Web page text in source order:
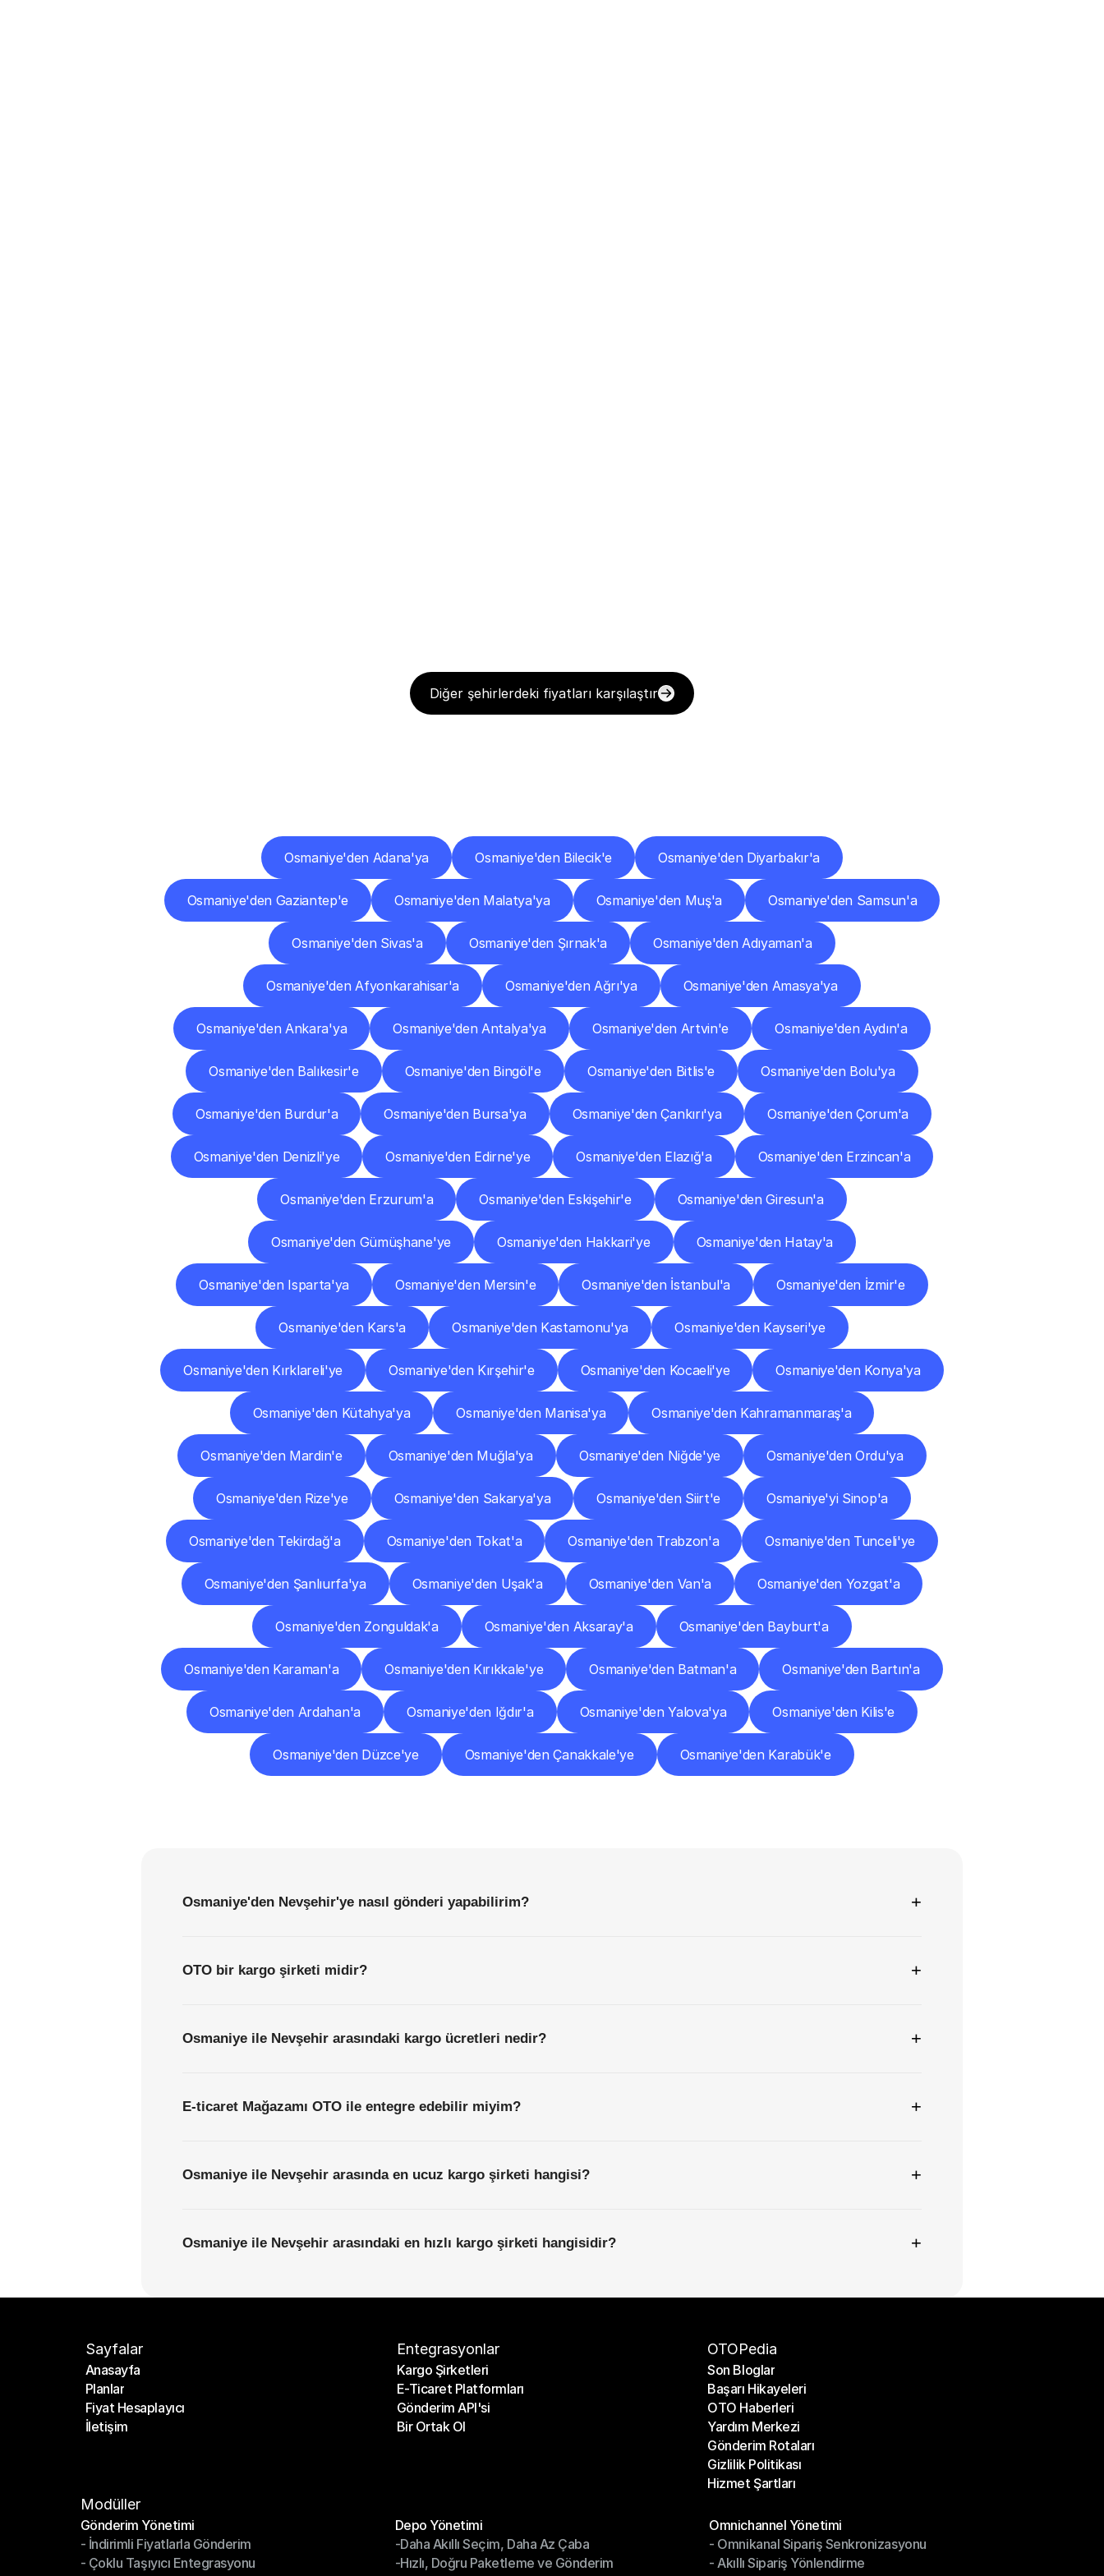
Diğer şehirlerdeki fiyatları karşılaştır
Osmaniye'den Adana'ya Osmaniye'den Bilecik'e Osmaniye'den Diyarbakır'a
Osmaniye'den Gaziantep'e Osmaniye'den Malatya'ya Osmaniye'den Muş'a Osmaniye'den Samsun'a
Osmaniye'den Sivas'a Osmaniye'den Şırnak'a Osmaniye'den Adıyaman'a
Osmaniye'den Afyonkarahisar'a Osmaniye'den Ağrı'ya Osmaniye'den Amasya'ya
Osmaniye'den Ankara'ya Osmaniye'den Antalya'ya Osmaniye'den Artvin'e Osmaniye'den Aydın'a
Osmaniye'den Balıkesir'e Osmaniye'den Bingöl'e Osmaniye'den Bitlis'e Osmaniye'den Bolu'ya
Osmaniye'den Burdur'a Osmaniye'den Bursa'ya Osmaniye'den Çankırı'ya Osmaniye'den Çorum'a
Osmaniye'den Denizli'ye Osmaniye'den Edirne'ye Osmaniye'den Elazığ'a Osmaniye'den Erzincan'a
Osmaniye'den Erzurum'a Osmaniye'den Eskişehir'e Osmaniye'den Giresun'a
Osmaniye'den Gümüşhane'ye Osmaniye'den Hakkari'ye Osmaniye'den Hatay'a
Osmaniye'den Isparta'ya Osmaniye'den Mersin'e Osmaniye'den İstanbul'a Osmaniye'den İzmir'e
Osmaniye'den Kars'a Osmaniye'den Kastamonu'ya Osmaniye'den Kayseri'ye
Osmaniye'den Kırklareli'ye Osmaniye'den Kırşehir'e Osmaniye'den Kocaeli'ye Osmaniye'den Konya'ya
Osmaniye'den Kütahya'ya Osmaniye'den Manisa'ya Osmaniye'den Kahramanmaraş'a
Osmaniye'den Mardin'e Osmaniye'den Muğla'ya Osmaniye'den Niğde'ye Osmaniye'den Ordu'ya
Osmaniye'den Rize'ye Osmaniye'den Sakarya'ya Osmaniye'den Siirt'e Osmaniye'yi Sinop'a
Osmaniye'den Tekirdağ'a Osmaniye'den Tokat'a Osmaniye'den Trabzon'a Osmaniye'den Tunceli'ye
Osmaniye'den Şanlıurfa'ya Osmaniye'den Uşak'a Osmaniye'den Van'a Osmaniye'den Yozgat'a
Osmaniye'den Zonguldak'a Osmaniye'den Aksaray'a Osmaniye'den Bayburt'a
Osmaniye'den Karaman'a Osmaniye'den Kırıkkale'ye Osmaniye'den Batman'a Osmaniye'den Bartın'a
Osmaniye'den Ardahan'a Osmaniye'den Iğdır'a Osmaniye'den Yalova'ya Osmaniye'den Kilis'e
Osmaniye'den Düzce'ye Osmaniye'den Çanakkale'ye Osmaniye'den Karabük'e
Osmaniye'den Nevşehir'ye nasıl gönderi yapabilirim? +
OTO bir kargo şirketi midir? +
Osmaniye ile Nevşehir arasındaki kargo ücretleri nedir? +
E-ticaret Mağazamı OTO ile entegre edebilir miyim? +
Osmaniye ile Nevşehir arasında en ucuz kargo şirketi hangisi? +
Osmaniye ile Nevşehir arasındaki en hızlı kargo şirketi hangisidir? +
Sayfalar
Anasayfa
Anasayfa
Planlar
Planlar
Fiyat Hesaplayıcı
Fiyat Hesaplayıcı
İletişim
Entegrasyonlar
Kargo Şirketleri
Kargo Şirketleri
E-Ticaret Platformları
E-Ticaret Platformları
Gönderim API'si
Gönderim API'si
Bir Ortak Ol
OTOPedia
Son Bloglar
Son Bloglar
Başarı Hikayeleri
Başarı Hikayeleri
OTO Haberleri
OTO Haberleri
Yardım Merkezi
Yardım Merkezi
Gönderim Rotaları
Gönderim Rotaları
Gizlilik Politikası
Gizlilik Politikası
Hizmet Şartları
Modüller
Gönderim Yönetimi
Gönderim Yönetimi
- İndirimli Fiyatlarla Gönderim
- İndirimli Fiyatlarla Gönderim
- Çoklu Taşıyıcı Entegrasyonu
Depo Yönetimi
Depo Yönetimi
-Daha Akıllı Seçim, Daha Az Çaba
-Daha Akıllı Seçim, Daha Az Çaba
-Hızlı, Doğru Paketleme ve Gönderim
Omnichannel Yönetimi
Omnichannel Yönetimi
- Omnikanal Sipariş Senkronizasyonu
- Omnikanal Sipariş Senkronizasyonu
- Akıllı Sipariş Yönlendirme